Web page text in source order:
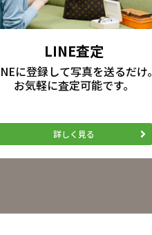
LINE査定
に登録して写真を送るだけ。
お気軽に査定可能です。
詳しく見る